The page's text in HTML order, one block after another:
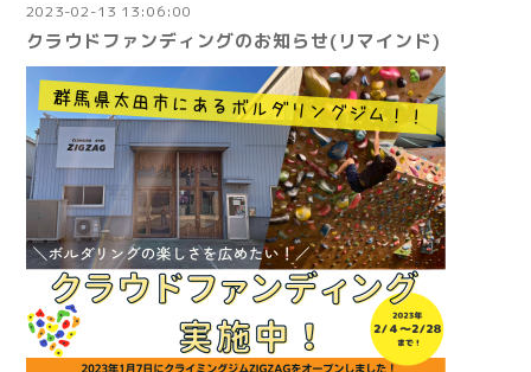
2023-02-13 13:06:00
クラウドファンディングのお知らせ(リマインド)